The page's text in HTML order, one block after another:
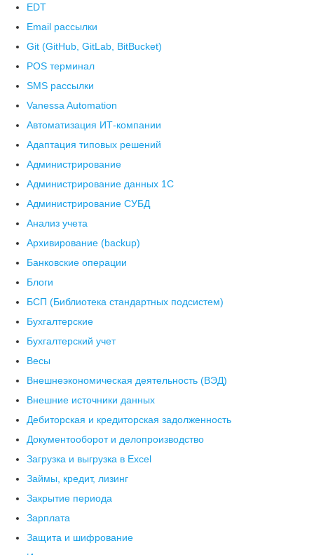
EDT
Email рассылки
Git (GitHub, GitLab, BitBucket)
POS терминал
SMS рассылки
Vanessa Automation
Автоматизация ИТ-компании
Адаптация типовых решений
Администрирование
Администрирование данных 1С
Администрирование СУБД
Анализ учета
Архивирование (backup)
Банковские операции
Блоги
БСП (Библиотека стандартных подсистем)
Бухгалтерские
Бухгалтерский учет
Весы
Внешнеэкономическая деятельность (ВЭД)
Внешние источники данных
Дебиторская и кредиторская задолженность
Документооборот и делопроизводство
Загрузка и выгрузка в Excel
Займы, кредит, лизинг
Закрытие периода
Зарплата
Защита и шифрование